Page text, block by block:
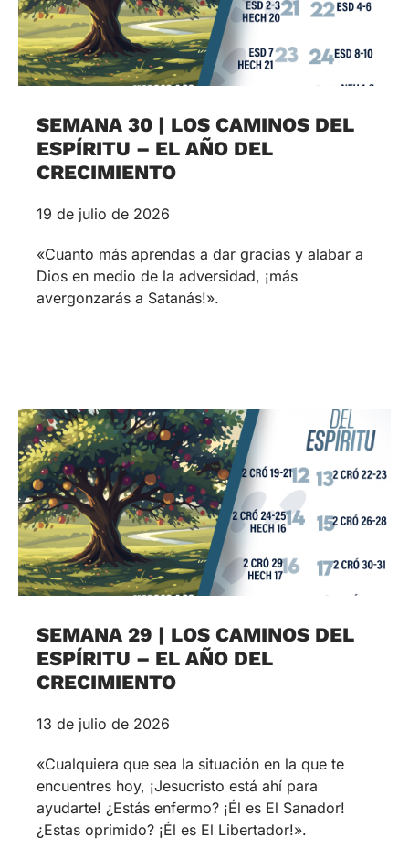
SEMANA 30 | LOS CAMINOS DEL
ESPÍRITU – EL AÑO DEL
CRECIMIENTO
19 de julio de 2026
«Cuanto más aprendas a dar gracias y alabar a
Dios en medio de la adversidad, ¡más
avergonzarás a Satanás!».
SEMANA 29 | LOS CAMINOS DEL
ESPÍRITU – EL AÑO DEL
CRECIMIENTO
13 de julio de 2026
«Cualquiera que sea la situación en la que te
encuentres hoy, ¡Jesucristo está ahí para
ayudarte! ¿Estás enfermo? ¡Él es El Sanador!
¿Estas oprimido? ¡Él es El Libertador!».